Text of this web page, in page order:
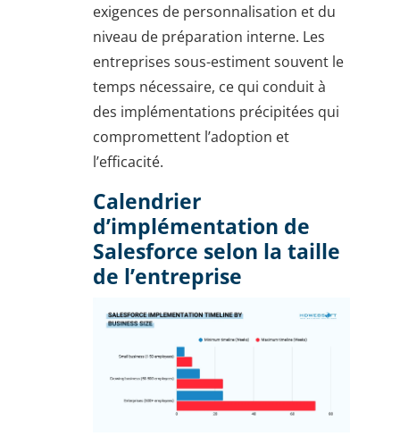
exigences de personnalisation et du
niveau de préparation interne. Les
entreprises sous-estiment souvent le
temps nécessaire, ce qui conduit à
des implémentations précipitées qui
compromettent l’adoption et
l’efficacité.
Calendrier
d’implémentation de
Salesforce selon la taille
de l’entreprise